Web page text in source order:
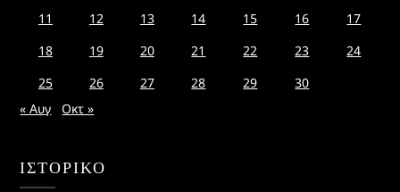
11
12 13 14 15 16
17
18
19 20 21 22 23
24
25
26 27 28 29
30
« Αυγ
Οκτ »
ΙΣΤΟΡΙΚΌ